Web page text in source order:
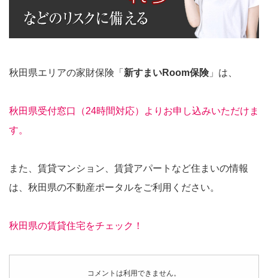
秋田県エリアの家財保険「 新すまいRoom保険」は、
秋田県受付窓口（24時間対応）よりお申し込みいただけま
す。
また、賃貸マンション、賃貸アパートなど住まいの情報
は、秋田県の不動産ポータルをご利用ください。
秋田県の賃貸住宅をチェック！
コメントは利用できません。